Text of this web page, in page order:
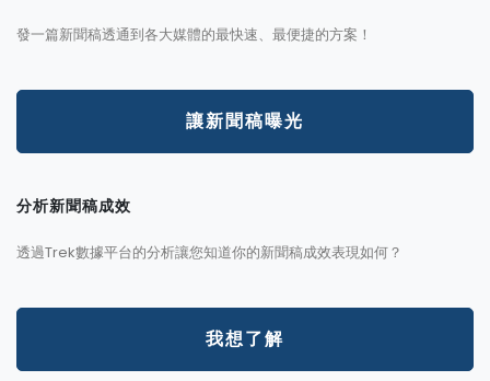
發一篇新聞稿透通到各大媒體的最快速、最便捷的方案！
讓新聞稿曝光
分析新聞稿成效
透過Trek數據平台的分析讓您知道你的新聞稿成效表現如何？
我想了解